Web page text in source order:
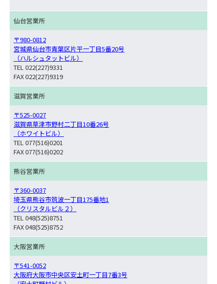
仙台営業所
〒980-0812
宮城県仙台市青葉区片平一丁目5番20号
（ハルシュタットビル）
TEL 022(227)9331
FAX 022(227)9319
滋賀営業所
〒525-0027
滋賀県草津市野村二丁目10番26号
（ホワイトビル）
TEL 077(516)0201
FAX 077(516)0202
熊谷営業所
〒360-0037
埼玉県熊谷市筑波一丁目175番地1
（クリスタルビル２）
TEL 048(525)8751
FAX 048(525)8752
大阪営業所
〒541-0052
大阪府大阪市中央区安土町一丁目7番3号